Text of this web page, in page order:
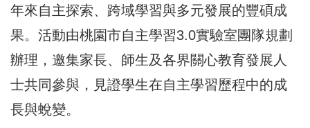
年來自主探索、跨域學習與多元發展的豐碩成
果。活動由桃園市自主學習3.0實驗室團隊規劃
辦理，邀集家長、師生及各界關心教育發展人
士共同參與，見證學生在自主學習歷程中的成
長與蛻變。